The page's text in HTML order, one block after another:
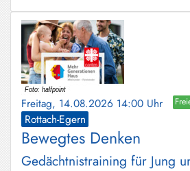
Freitag, 14.08.2026 14:00 Uhr
Rottach-Egern
Bewegtes Denken
Gedächtnistraining für Jung